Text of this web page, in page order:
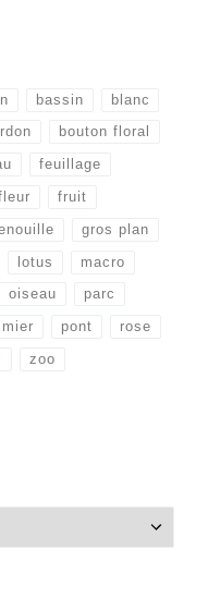
bassin blanc
bouton floral
feuillage
fruit
gros plan
lotus macro
oiseau parc
pont rose
zoo